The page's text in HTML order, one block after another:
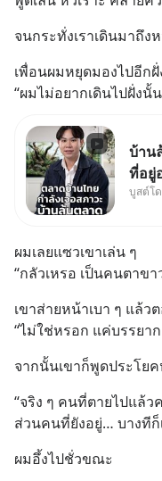
จนกระทั่งเราเดินมาถึ
เพื่อนผมหยุดมองไปอีก
“ผมไม่อยากเดินไปฝั่งนั้น
บ้าน
ที่อยู่
#บ้า
สาม
บูสต์โ
ผมเลยแซวเขาเล่น ๆ
“กลัวเหรอ เป็นคนตาขา
เขาส่ายหน้าเบา ๆ แล้ว
“ไม่ใช่หรอก แค่บรรยา
จากนั้นเขาก็พูดประโย
“จริง ๆ คนที่ตายไปแล้ว
ส่วนคนที่ยังอยู่… บางที
ผมอึ้งไปชั่วขณะ